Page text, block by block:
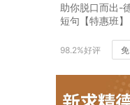
助你脱口而出-
短句【特惠班】
98.2%好评